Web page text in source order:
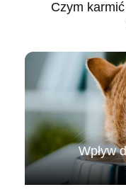
Czym
Wpływ